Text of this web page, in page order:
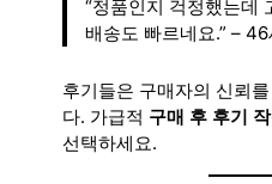
“정품인지 걱정했는데
배송도 빠르네요.” – 46
후기들은 구매자의 신뢰
다. 가급적 구매 후 후기
선택하세요.